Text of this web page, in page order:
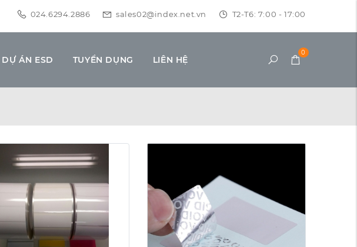
024.6294.2886 sales02@index.net.vn T2-T6: 7:00 - 17:00
DỰ ÁN ESD TUYỂN DỤNG LIÊN HỆ
0